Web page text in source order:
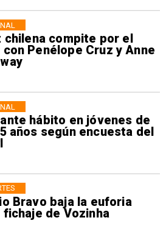
compite por el
con Penélope Cruz y Anne
hábito en jóvenes de
años según encuesta del
Bravo baja la euforia
de Vozinha